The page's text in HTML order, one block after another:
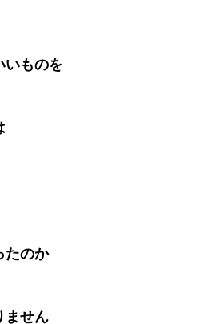
いものを
たのか
ません